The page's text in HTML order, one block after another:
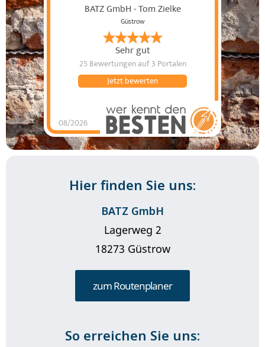
Hier finden Sie uns:
BATZ GmbH
Lagerweg 2
18273 Güstrow
zum Routenplaner
So erreichen Sie uns:
BATZ GmbH - Tom Zielke
Güstrow
Sehr gut
25 Bewertungenauf 3 Portalen
08/2026
Jetzt bewerten
BATZ GmbH - Tom
Zielkehat4.85von5
Sternen |25BATZ
GmbH - Tom